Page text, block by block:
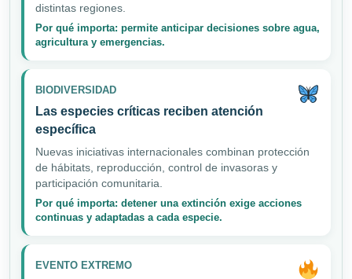
distintas regiones.
Por qué importa: permite anticipar decisiones sobre agua,
agricultura y emergencias.
BIODIVERSIDAD
Las especies críticas reciben atención
específica
Nuevas iniciativas internacionales combinan protección
de hábitats, reproducción, control de invasoras y
participación comunitaria.
Por qué importa: detener una extinción exige acciones
continuas y adaptadas a cada especie.
EVENTO EXTREMO